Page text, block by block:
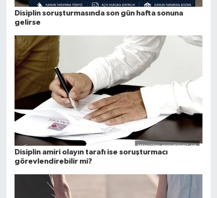
Disiplin soruşturmasında son gün hafta sonuna
gelirse
Disiplin amiri olayın tarafı ise soruşturmacı
görevlendirebilir mi?